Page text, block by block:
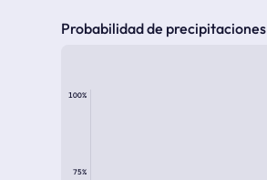
Probabilidad de precipitaciones
100%
75%